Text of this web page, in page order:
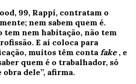
99, Rappi, contratam o
nem sabem quem é.
tem nem habitação, não tem
E aí coloca para
muitos têm conta fake, e
quem é o trabalhador, só
obra dele”, afirma.